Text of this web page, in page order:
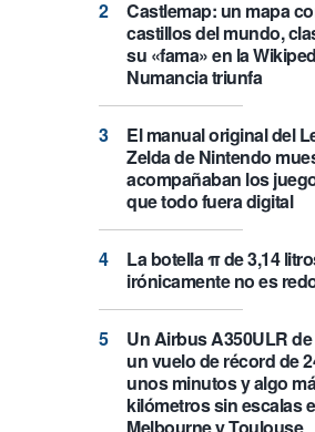
Castlemap: un mapa
castillos del mundo,
su «fama» en la
Numancia triunfa
El manual original del
Zelda de Nintendo
acompañaban los
que todo fuera digital
La botella π de 3,14
irónicamente no es
Un Airbus A350ULR
un vuelo de récord de
unos minutos y algo
kilómetros sin escalas